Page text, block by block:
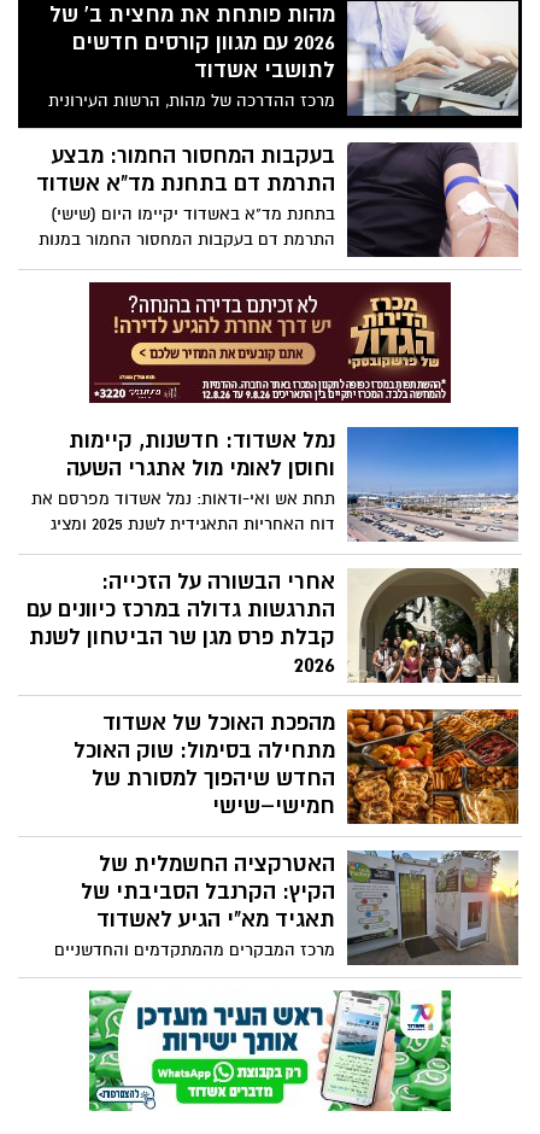
מהות פותחת את מחצית ב' של
2026 עם מגוון קורסים חדשים
לתושבי אשדוד
מרכז ההדרכה של מהות, הרשות העירונית
לביטחון וחוסן קהילתי באשדוד, פותח את
מחצית ב' של שנת 2026 עם סדרת קורסים
חדשה המיועדת לתושבי העיר. התוכנית
הטכנולוגיה, ההנחיה והניהול, ומציעה
הזדמנות לרכוש כלים מעשיים במגוון תחומים
מבוקשים.
בעקבות המחסור החמור: מבצע
התרמת דם בתחנת מד"א אשדוד
בתחנת מד"א באשדוד יקיימו היום (שישי)
התרמת דם בעקבות המחסור החמור במנות
דם בישראל
נמל אשדוד: חדשנות, קיימות
וחוסן לאומי מול אתגרי השעה
תחת אש ואי-ודאות: נמל אשדוד מפרסם את
דוח האחריות התאגידית לשנת 2025 ומציג
חוסן תפעולי, חדשנות ותוכנית סביבתית
ארוכת טווח
אחרי הבשורה על הזכייה:
התרגשות גדולה במרכז כיוונים עם
קבלת פרס מגן שר הביטחון לשנת
2026
יום לאחר ההכרזה על הזכייה בפרס מגן שר
הביטחון לשנת 2026, במרכז כיוונים ובאשדוד
מסכמים בסיפוק את ההישג. יותר מ־30
אירועים, עשרות יוזמות, אלפי משתתפים
ומאות שעות התנדבות הובילו להכרה הארצית
מהפכת האוכל של אשדוד
מתחילה בסימול: שוק האוכל
החדש שיהפוך למסורת של
חמישי–שישי
אשדוד עומדת לקבל את אחד ממתחמי
האוכל המסקרנים שנראו בעיר. החל מיום
שישי, 7.8, יושק בקניון סימול שוק האוכל
החדש, שיתקיים באופן קבוע בכל חמישי
הטעמים, הריחות והמטבחים מהארץ
ומהעולם. מדובר בחוויית אוכל שטרם נראתה
באשדוד – כזו שהופכת את הקניות לבילוי
קולינרי של ממש. שישי 900-15:00
האטרקציה החשמלית של
הקיץ: הקרנבל הסביבתי של
תאגיד מא"י הגיע לאשדוד
מרכז המבקרים מהמתקדמים והחדשניים
בעולם למיחזור פסולת אלקטרונית וסוללות –
מא"י פקטורי הגיע לפארק אשדוד ים, כחלק
מהפנינג לעידוד המיחזור שכלל מגוון סדנאות
לכל המשפחה, דוכני קיימות ואיכות סביבה,
סדנת תיפוף סביבתי וקצבי על כלים מפסולת
אלקטרונית, וכמובן מפעל המיחזור הנייד של